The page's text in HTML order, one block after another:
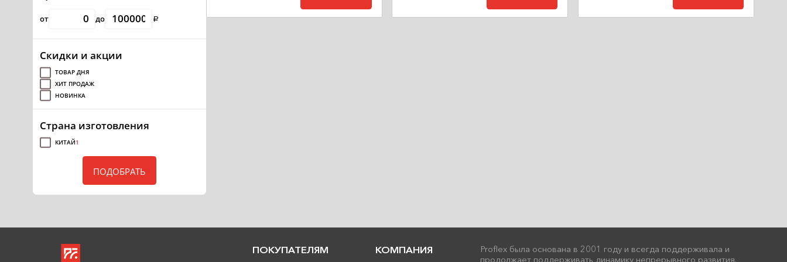
от до a
Скидки и акции
ТОВАР ДНЯ
ХИТ ПРОДАЖ
НОВИНКА
Страна изготовления
КИТАЙ1
ПОДОБРАТЬ
ПОКУПАТЕЛЯМ КОМПАНИЯ
Proflex была основана в 2001 году и всегда поддерживала и
продолжает поддерживать динамику непрерывного развития.